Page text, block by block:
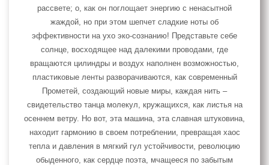
рассвете; о, как он поглощает энергию с ненасытной
жаждой, но при этом шепчет сладкие ноты об
эффективности на ухо эко-сознанию! Представьте себе
солнце, восходящее над далекими проводами, где
вращаются цилиндры и воздух наполнен возможностью,
пластиковые ленты разворачиваются, как современный
Прометей, создающий новые миры, каждая нить –
свидетельство танца молекул, кружащихся, как листья на
осеннем ветру. Но вот, эта машина, эта славная штуковина,
находит гармонию в своем потреблении, превращая хаос
тепла и давления в мягкий гул устойчивости, революцию
обыденного, как сердце поэта, мчащееся по забытым